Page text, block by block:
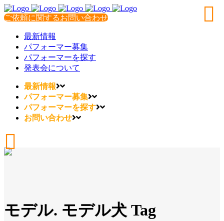
ご依頼に関するお問い合わせ
最新情報
パフォーマー募集
パフォーマーを探す
発表会について
最新情報
パフォーマー募集
パフォーマーを探す
お問い合わせ
モデル. モデル犬 Tag